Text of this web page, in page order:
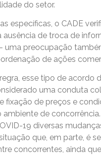
do setor.
específicas, o CADE
de troca de
uma preocupação
de ações
esse tipo de acordo
uma conduta
fixação de preços e
de
19 diversas
que, em parte, é
concorrentes, ainda